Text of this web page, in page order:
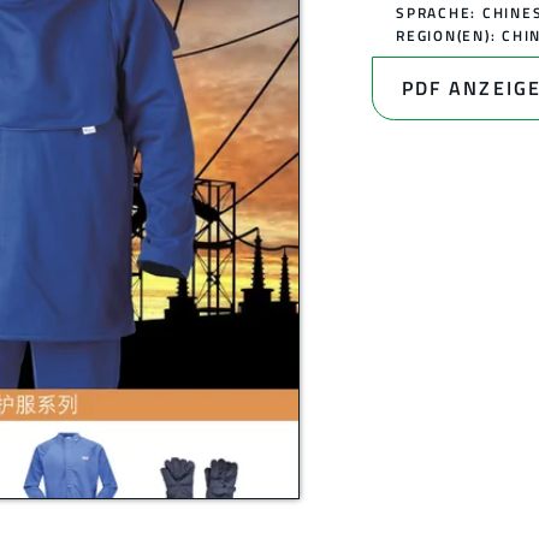
SPRACHE:
REGION(EN):
PDF